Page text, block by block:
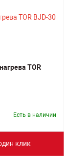
TOR
Есть в наличии
клик